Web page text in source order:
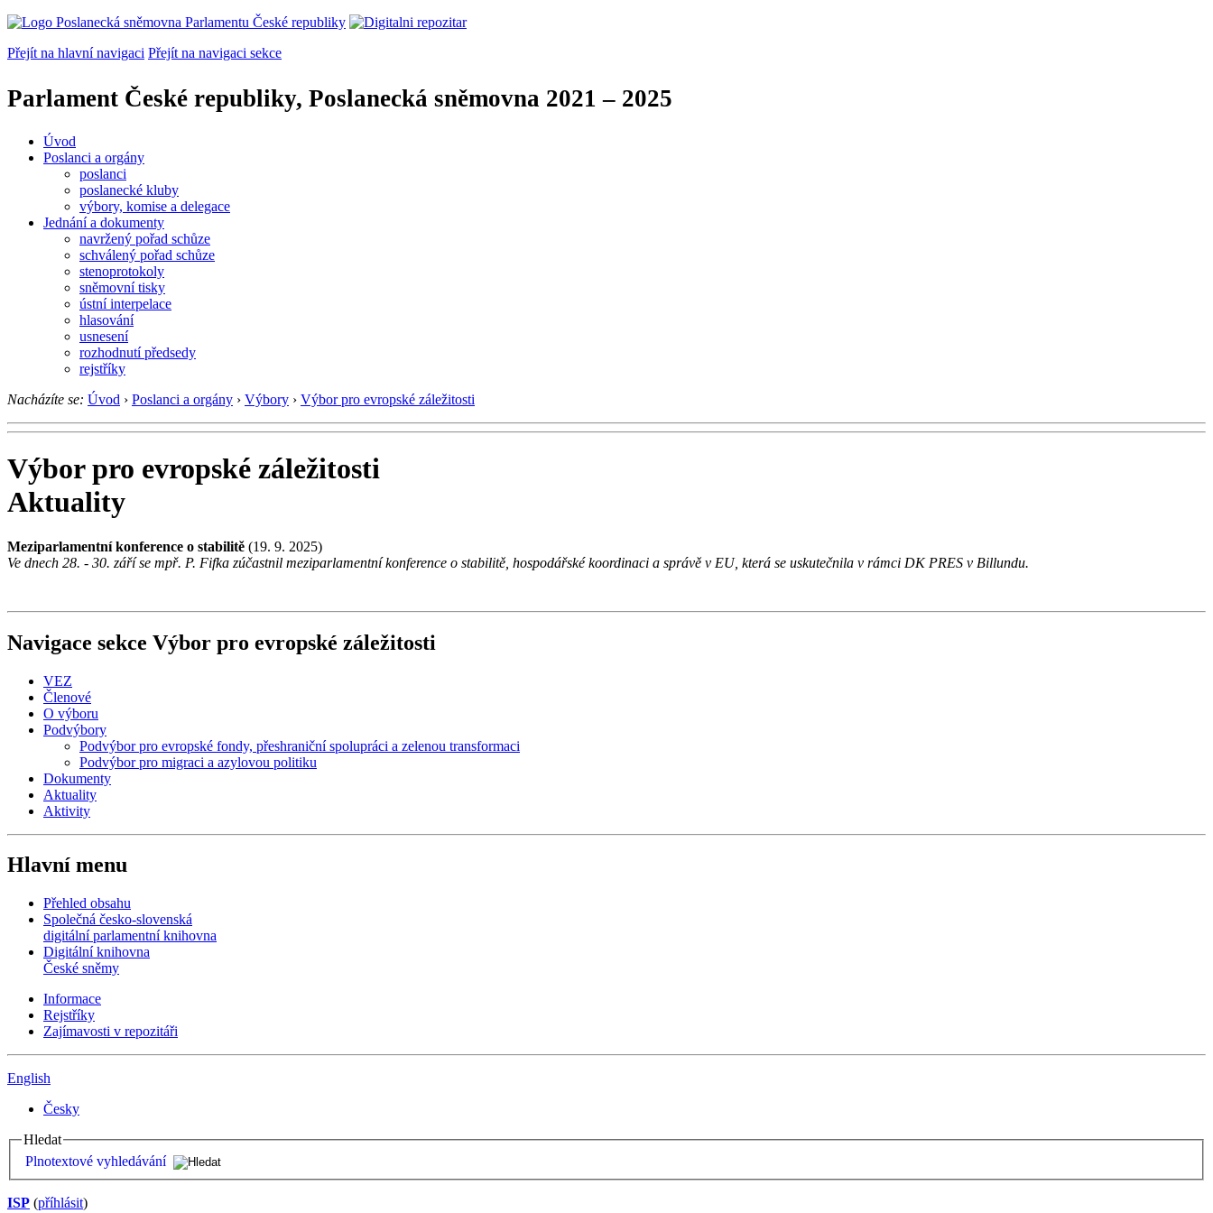
Přejít na hlavní navigaci Přejít na navigaci sekce
Parlament České republiky, Poslanecká sněmovna 2021 – 2025
Úvod
Poslanci a orgány
poslanci
poslanecké kluby
výbory, komise a delegace
Jednání a dokumenty
navržený pořad schůze
schválený pořad schůze
stenoprotokoly
sněmovní tisky
ústní interpelace
hlasování
usnesení
rozhodnutí předsedy
rejstříky
Nacházíte se: Úvod › Poslanci a orgány › Výbory › Výbor pro evropské záležitosti
Výbor pro evropské záležitosti
Aktuality
Meziparlamentní konference o stabilitě (19. 9. 2025)
Ve dnech 28. - 30. září se mpř. P. Fifka zúčastnil meziparlamentní konference o stabilitě, hospodářské koordinaci a správě v EU, která se uskutečnila v rámci DK PRES v Billundu.
Navigace sekce Výbor pro evropské záležitosti
VEZ
Členové
O výboru
Podvýbory
Podvýbor pro evropské fondy, přeshraniční spolupráci a zelenou transformaci
Podvýbor pro migraci a azylovou politiku
Dokumenty
Aktuality
Aktivity
Hlavní menu
Přehled obsahu
Společná česko-slovenská
digitální parlamentní knihovna
Digitální knihovna
České sněmy
Informace
Rejstříky
Zajímavosti v repozitáři
English
Česky
Hledat
Plnotextové vyhledávání
ISP (příhlásit)